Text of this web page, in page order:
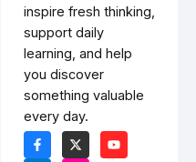
inspire fresh thinking,
support daily
learning, and help
you discover
something valuable
every day.